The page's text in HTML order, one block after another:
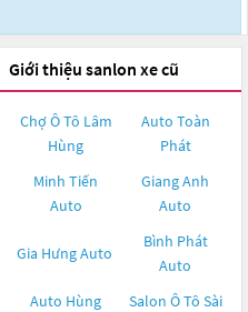
Giới thiệu sanlon xe cũ
Chợ Ô Tô Lâm
Hùng
Auto Toàn
Phát
Minh Tiến
Auto
Giang Anh
Auto
Gia Hưng Auto
Bình Phát
Auto
Auto Hùng
Salon Ô Tô Sài